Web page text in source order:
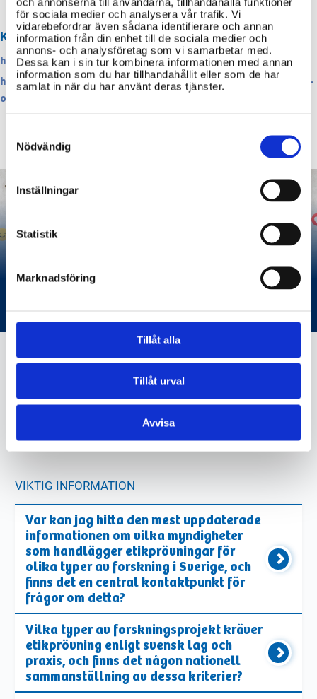
för sociala medier och analysera vår trafik. Vi
vidarebefordrar även sådana identifierare och annan
information från din enhet till de sociala medier och
annons- och analysföretag som vi samarbetar med.
Dessa kan i sin tur kombinera informationen med annan
information som du har tillhandahållit eller som de har
samlat in när du har använt deras tjänster.
Selection
Nödvändig
Inställningar
Statistik
Marknadsföring
Tillåt alla
Tillåt urval
Avvisa
KÄLLOR
https://etikprovningsmyndigheten.se/
https://etikprovningsmyndigheten.se/faq/behover-jag-ansoka-
om-etikprovning/
etikprovningsmyndigheten.s
VIKTIG INFORMATION
Var kan jag hitta den mest uppdaterade
informationen om vilka myndigheter
som handlägger etikprövningar för
olika typer av forskning i Sverige, och
finns det en central kontaktpunkt för
frågor om detta?
Vilka typer av forskningsprojekt kräver
etikprövning enligt svensk lag och
praxis, och finns det någon nationell
sammanställning av dessa kriterier?